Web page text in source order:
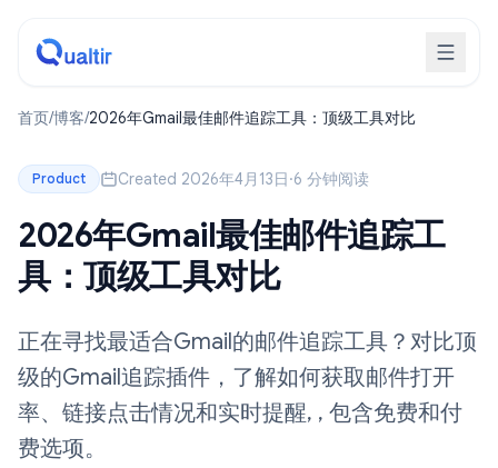
首页/博客/2026年Gmail最佳邮件追踪工具：顶级工具对比
Product Created 2026年4月13日·6 分钟阅读
2026年Gmail最佳邮件追踪工
具：顶级工具对比
正在寻找最适合Gmail的邮件追踪工具？对比顶
级的Gmail追踪插件，了解如何获取邮件打开
率、链接点击情况和实时提醒, , 包含免费和付
费选项。